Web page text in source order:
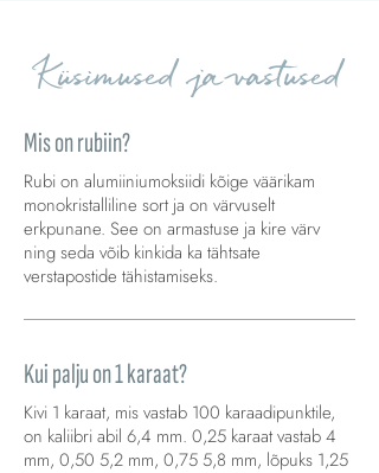
Küsimused ja vastused
Mis on rubiin?
Rubi on alumiiniumoksiidi kõige väärikam
monokristalliline sort ja on värvuselt
erkpunane. See on armastuse ja kire värv
ning seda võib kinkida ka tähtsate
verstapostide tähistamiseks.
Kui palju on 1 karaat?
Kivi 1 karaat, mis vastab 100 karaadipunktile,
on kaliibri abil 6,4 mm. 0,25 karaat vastab 4
mm, 0,50 5,2 mm, 0,75 5,8 mm, lõpuks 1,25